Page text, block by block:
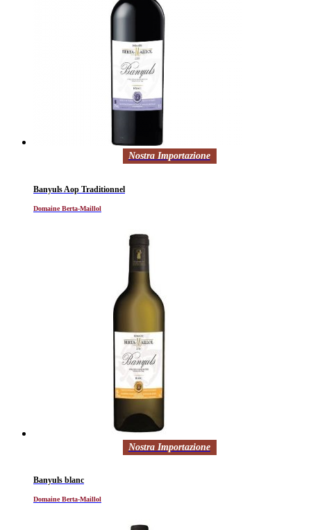
Nostra Importazione
Banyuls Aop Traditionnel
Domaine Berta-Maillol
Nostra Importazione
Banyuls blanc
Domaine Berta-Maillol